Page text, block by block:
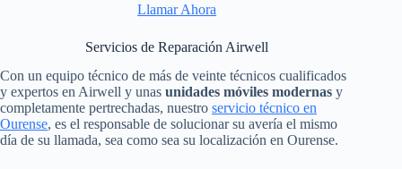
Llamar Ahora
Servicios de Reparación Airwell
Con un equipo técnico de más de veinte técnicos cualificados
y expertos en Airwell y unas unidades móviles modernas y
completamente pertrechadas, nuestro servicio técnico en
Ourense, es el responsable de solucionar su avería el mismo
día de su llamada, sea como sea su localización en Ourense.